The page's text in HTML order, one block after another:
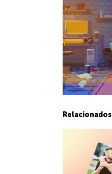
Relacionados